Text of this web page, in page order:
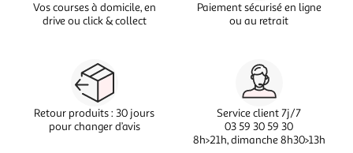
Vos courses à domicile, en
drive ou click & collect
Paiement sécurisé en ligne
ou au retrait
Retour produits : 30 jours
pour changer d’avis
Service client 7j/7
03 59 30 59 30
8h>21h, dimanche 8h30>13h